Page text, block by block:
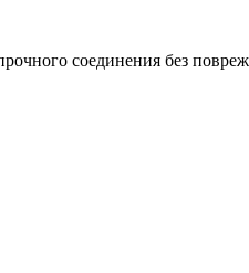
соединения без